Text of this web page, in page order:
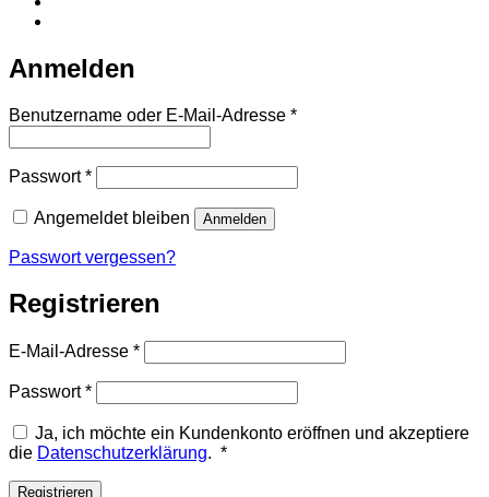
Anmelden
Benutzername oder E-Mail-Adresse *Erforderlich
Passwort*Erforderlich
Angemeldet bleiben Anmelden
Passwort vergessen?
Registrieren
E-Mail-Adresse *Erforderlich
Passwort*Erforderlich
Ja, ich möchte ein Kundenkonto eröffnen und akzeptiere
die Datenschutzerklärung. *Erforderlich
Registrieren